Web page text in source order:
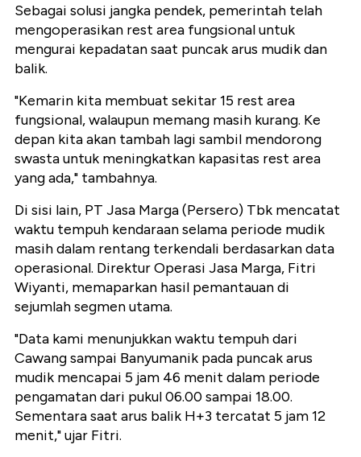
Sebagai solusi jangka pendek, pemerintah telah
mengoperasikan rest area fungsional untuk
mengurai kepadatan saat puncak arus mudik dan
balik.
"Kemarin kita membuat sekitar 15 rest area
fungsional, walaupun memang masih kurang. Ke
depan kita akan tambah lagi sambil mendorong
swasta untuk meningkatkan kapasitas rest area
yang ada," tambahnya.
Di sisi lain, PT Jasa Marga (Persero) Tbk mencatat
waktu tempuh kendaraan selama periode mudik
masih dalam rentang terkendali berdasarkan data
operasional. Direktur Operasi Jasa Marga, Fitri
Wiyanti, memaparkan hasil pemantauan di
sejumlah segmen utama.
"Data kami menunjukkan waktu tempuh dari
Cawang sampai Banyumanik pada puncak arus
mudik mencapai 5 jam 46 menit dalam periode
pengamatan dari pukul 06.00 sampai 18.00.
Sementara saat arus balik H+3 tercatat 5 jam 12
menit," ujar Fitri.